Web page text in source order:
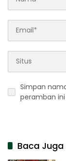
Simpan
peramban
Baca Juga